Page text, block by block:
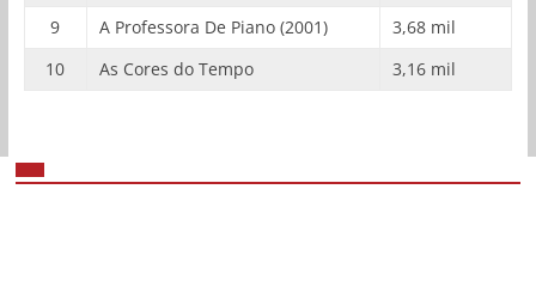
9
A Professora De Piano (2001)
3,68 mil
10
As Cores do Tempo 3,16 mil